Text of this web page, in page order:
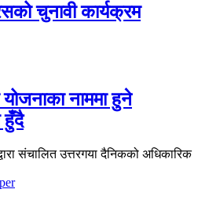
चुनावी कार्यक्रम
नाममा हुने
हुँदै
संचालित उत्तरगया दैनिकको अधिकारिक